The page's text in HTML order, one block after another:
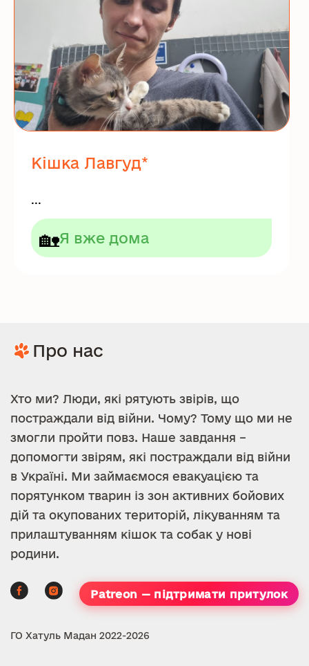
Кішка Лавгуд*
...
🏡Я вже дома
Про нас
Хто ми? Люди, які рятують звірів, що
постраждали від війни. Чому? Тому що ми не
змогли пройти повз. Наше завдання –
допомогти звірям, які постраждали від війни
в Україні. Ми займаємося евакуацією та
порятунком тварин із зон активних бойових
дій та окупованих територій, лікуванням та
прилаштуванням кішок та собак у нові
родини.
Patreon — підтримати притулок
ГО Хатуль Мадан 2022-2026